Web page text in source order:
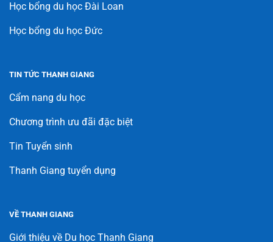
Học bổng du học Đài Loan
Học bổng du học Đức
TIN TỨC THANH GIANG
Cẩm nang du học
Chương trình ưu đãi đặc biệt
Tin Tuyển sinh
Thanh Giang tuyển dụng
VỀ THANH GIANG
Giới thiệu về Du học Thanh Giang